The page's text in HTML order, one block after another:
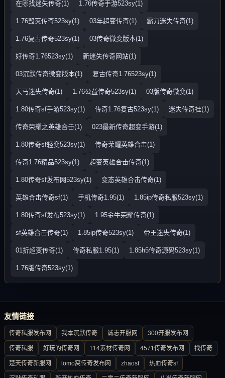
在哪找迷失传奇(1) 1.76传奇手游523sy(1)
1.76毁灭传奇523sy(1) 03年超变传奇(1) 霸刀迷失传奇(1)
1.76复古传奇523sy(1) 03传奇微变版本(1)
好传奇1.76523sy(1) 新迷失传奇网站(1)
03沉默传奇微变版本(1) 复古传奇1.76523sy(1)
天马迷失传奇(1) 1.76公益传奇523sy(1) 03版传奇微变(1)
1.80传奇sf手游523sy(1) 传奇1.76复古523sy(1) 迷失传奇挂(1)
传奇荣耀之英雄合击(1) 023最新传奇超变手游(1)
1.80传奇sf轻变523sy(1) 传奇荣耀英雄合击(1)
传奇1.76精品523sy(1) 超变英雄合击传奇(1)
1.80传奇sf发布网523sy(1) 变态英雄合击传奇(1)
英雄合击传奇sf(1) 手机传奇1.95(1) 1.85ip传奇私服523sy(1)
1.80传奇sf发布523sy(1) 1.95金牛荣耀传奇(1)
sf英雄合击传奇(1) 1.85ip传奇523sy(1) 帝王迷失传奇(1)
01折超变传奇(1) 传奇私服1.95(1) 1.85h5传奇源码523sy(1)
1.76版传奇523sy(1)
友情链接
传奇私服发布网 我本沉默传奇 诚志开服网 300开服发布网
传奇私服 好玩的传奇网 114素材传奇网 4571传奇发布网 找传奇
楚天传奇新服网 lomo窝传奇发布网 zhaosf 热血传奇sf